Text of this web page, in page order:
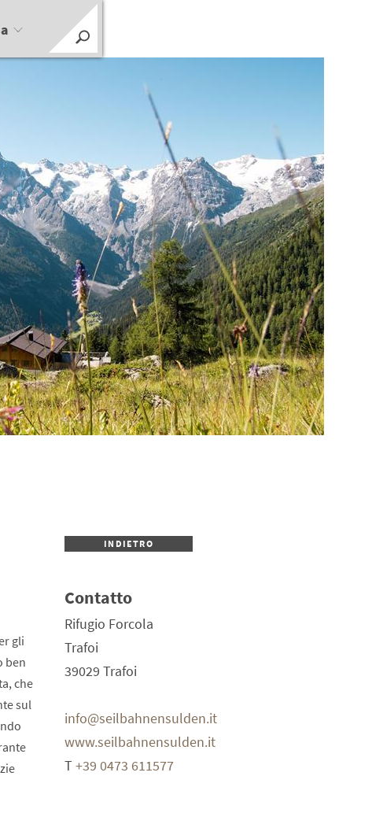
gli
ben
che
sul
INDIETRO
Contatto
Rifugio Forcola
Trafoi
39029 Trafoi
info@seilbahnensulden.it
www.seilbahnensulden.it
T+39 0473 611577